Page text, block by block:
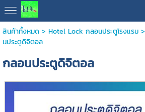
สินค้าทั้งหมด> Hotel Lock กลอนประตูโรงแรม>
นประตูดิจิตอล
กลอนประตูดิจิตอล